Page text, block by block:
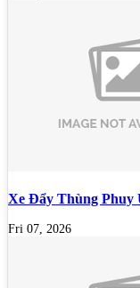
Xe Đẩy Thùng Phuy
Fri 07, 2026